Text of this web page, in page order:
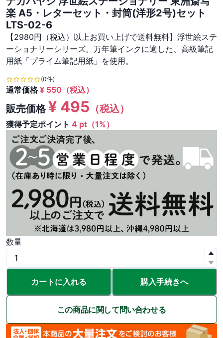
楽 A5・レターセット・封筒(洋形2号)セット
LTS-02-6
【2980円（税込）以上お買い上げで送料無料】浮世絵ステ
ーショナリーシリーズ。万年筆インクに適した、高級筆記
用紙「プライム筆記用紙」を使用。
(0件)
通常価格¥ 550 （税込）
販売価格¥ 495 （税込）
獲得予定ポイント 4 pt（1%）
数量
カートに入れる 購入手続きへ
この商品に関して問い合わせる